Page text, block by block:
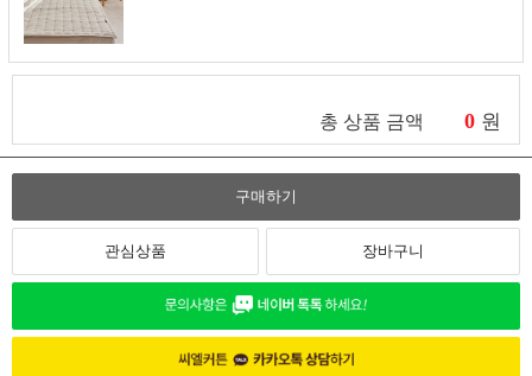
총 상품 금액 0 원
구매하기
관심상품 장바구니